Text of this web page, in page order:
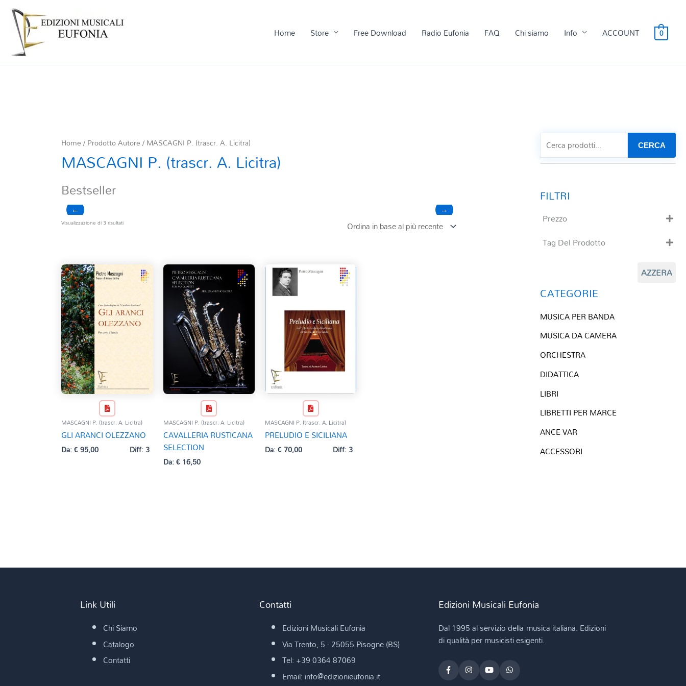
Home Store Free Download Radio Eufonia FAQ Chi siamo Info ACCOUNT 0
Home/ Prodotto Autore / MASCAGNI P. (trascr. A. Licitra)
MASCAGNI P. (trascr. A. Licitra)
Bestseller
← →
Visualizzazione di 3 risultatiOrdina
in
MASCAGNI P. (trascr. A. Licitra)
GLI ARANCI OLEZZANO
Da:€95,00 Diff: 3
MASCAGNI P. (trascr. A. Licitra)
CAVALLERIA RUSTICANA
SELECTION
Da:€16,50
MASCAGNI P. (trascr. A. Licitra)
PRELUDIO E SICILIANA
Da:€70,00 Diff: 3
CERCA
Prezzo
Tag Del Prodotto
Composizioni originali
QR base
QR esecuzione
AZZERA
CATEGORIE
MUSICA PER BANDA
MUSICA DA CAMERA
ORCHESTRA
DIDATTICA
LIBRI
LIBRETTI PER MARCE
ANCE VAR
ACCESSORI
Link Utili
Chi Siamo
Catalogo
Contatti
Contatti
Edizioni Musicali Eufonia
Via Trento, 5 - 25055 Pisogne (BS)
Tel: +39 0364 87069
Email: info@edizionieufonia.it
Edizioni Musicali Eufonia
Dal 1995 al servizio della musica italiana. Edizioni
di qualità per musicisti esigenti.